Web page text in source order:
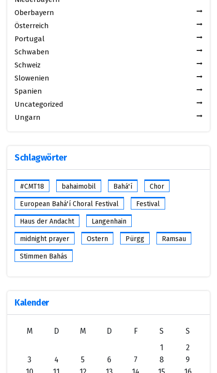
Oberbayern
Österreich
Portugal
Schwaben
Schweiz
Slowenien
Spanien
Uncategorized
Ungarn
Schlagwörter
#CMT18 bahaimobil Bahá'í Chor
European Bahá'í Choral Festival Festival
Haus der Andacht Langenhain
midnight prayer Ostern Pürgg Ramsau
Stimmen Bahás
Kalender
M D M D F S
S
1
2
3
4 5 6 7 8
9